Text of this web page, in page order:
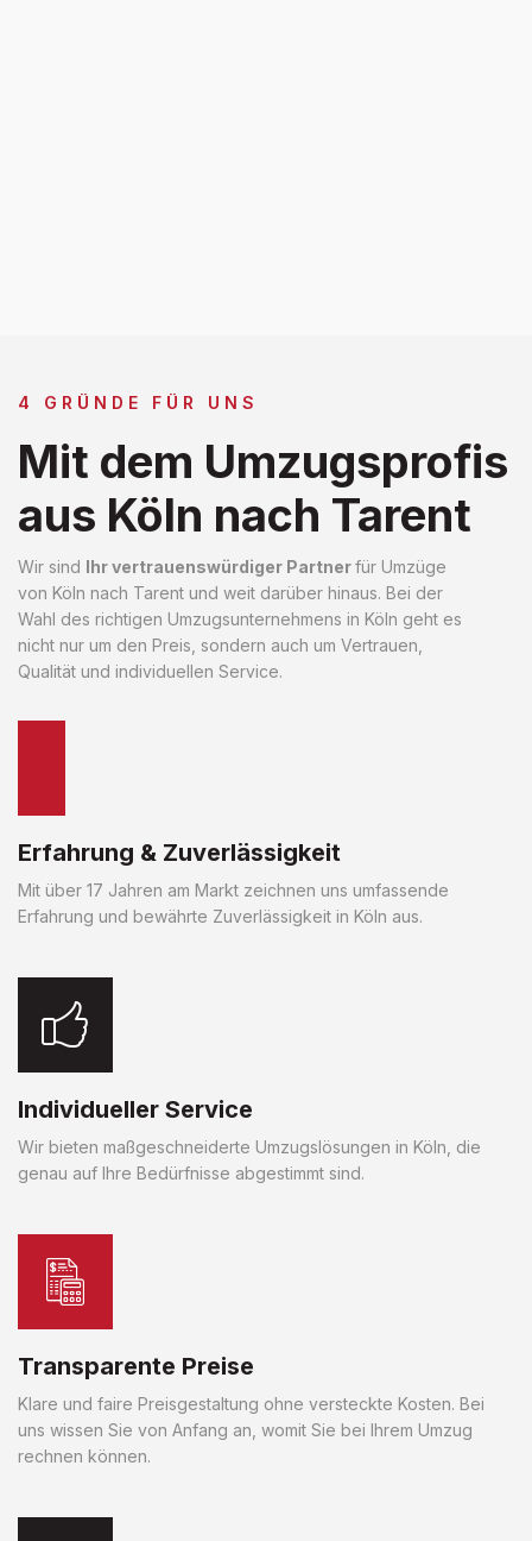
4 GRÜNDE FÜR UNS
Mit dem Umzugsprofis
aus Köln nach Tarent
Wir sind Ihr vertrauenswürdiger Partnerfür Umzüge
von Köln nach Tarent und weit darüber hinaus. Bei der
Wahl des richtigen Umzugsunternehmens in Köln geht es
nicht nur um den Preis, sondern auch um Vertrauen,
Qualität und individuellen Service.
Erfahrung & Zuverlässigkeit
Mit über 17 Jahren am Markt zeichnen uns umfassende
Erfahrung und bewährte Zuverlässigkeit in Köln aus.
Individueller Service
Wir bieten maßgeschneiderte Umzugslösungen in Köln, die
genau auf Ihre Bedürfnisse abgestimmt sind.
Transparente Preise
Klare und faire Preisgestaltung ohne versteckte Kosten. Bei
uns wissen Sie von Anfang an, womit Sie bei Ihrem Umzug
rechnen können.